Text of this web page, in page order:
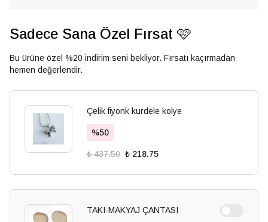
Sadece Sana Özel Fırsat 🩷
Bu ürüne özel %20 indirim seni bekliyor. Fırsatı kaçırmadan
hemen değerlendir.
Çelik fiyonk kurdele kolye
%50
₺ 437.50 ₺ 218.75
TAKI-MAKYAJ ÇANTASI